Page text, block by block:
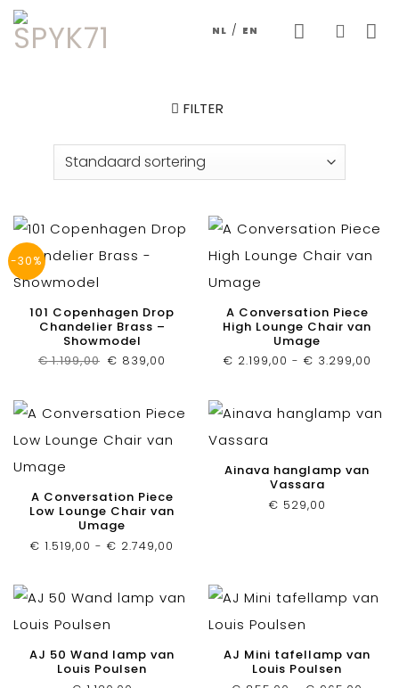
Skip
NL / EN
FILTER
-30%
101 Copenhagen Drop
Chandelier Brass –
Showmodel
€1.199,00 Oorspronkelijke
€ 839,00
A Conversation Piece
High Lounge Chair van
Umage
€ 2.199,00 - € 3.299,00
A Conversation Piece
Low Lounge Chair van
Umage
€ 1.519,00 - € 2.749,00
Ainava hanglamp van
Vassara
€ 529,00
AJ 50 Wand lamp van
Louis Poulsen
AJ Mini tafellamp van
Louis Poulsen